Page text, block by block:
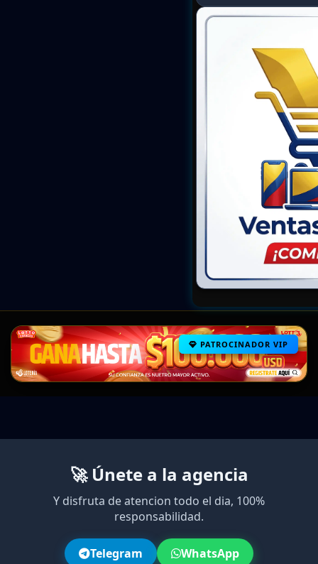
PATROCINADOR VIP
🚀 Únete a la agencia
Y disfruta de atencion todo el dia, 100%
responsabilidad.
Telegram WhatsApp